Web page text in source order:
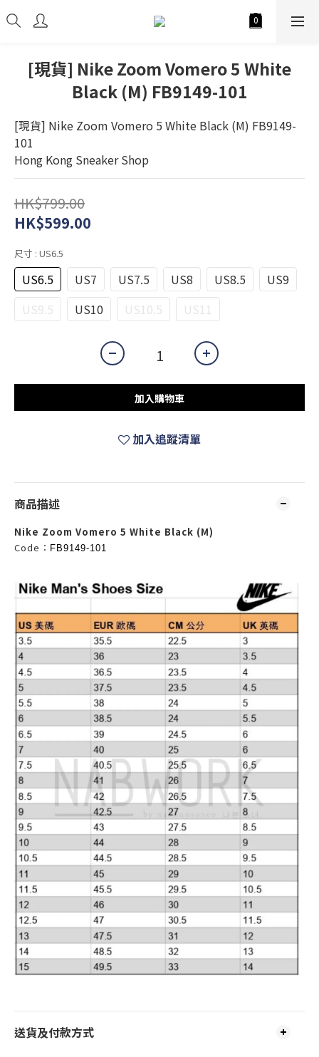
[現貨] Nike Zoom Vomero 5 White
Black (M) FB9149-101
[現貨] Nike Zoom Vomero 5 White Black (M) FB9149-
101
Hong Kong Sneaker Shop
HK$799.00
HK$599.00
尺寸 : US6.5
US6.5 US7 US7.5 US8 US8.5
US9
US9.5
US10 US10.5 US11
加入購物車
加入追蹤清單
商品描述
Nike Zoom Vomero 5 White Black (M)
Code： FB9149-101
送貨及付款方式